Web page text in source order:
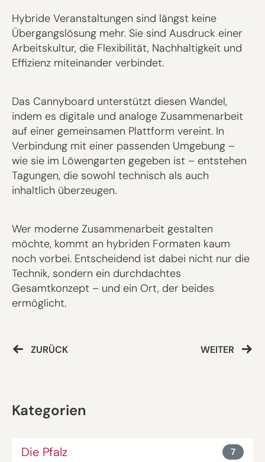
Hybride Veranstaltungen sind längst keine
Übergangslösung mehr. Sie sind Ausdruck einer
Arbeitskultur, die Flexibilität, Nachhaltigkeit und
Effizienz miteinander verbindet.
Das Cannyboard unterstützt diesen Wandel,
indem es digitale und analoge Zusammenarbeit
auf einer gemeinsamen Plattform vereint. In
Verbindung mit einer passenden Umgebung –
wie sie im Löwengarten gegeben ist – entstehen
Tagungen, die sowohl technisch als auch
inhaltlich überzeugen.
Wer moderne Zusammenarbeit gestalten
möchte, kommt an hybriden Formaten kaum
noch vorbei. Entscheidend ist dabei nicht nur die
Technik, sondern ein durchdachtes
Gesamtkonzept – und ein Ort, der beides
ermöglicht.
ZURÜCK WEITER
Kategorien
Die Pfalz 7